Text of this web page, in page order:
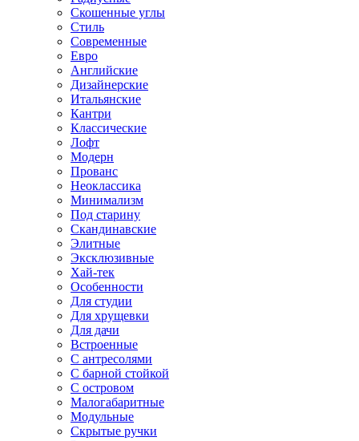
Скошенные углы
Стиль
Современные
Евро
Английские
Дизайнерские
Итальянские
Кантри
Классические
Лофт
Модерн
Прованс
Неоклассика
Минимализм
Под старину
Скандинавские
Элитные
Эксклюзивные
Хай-тек
Особенности
Для студии
Для хрущевки
Для дачи
Встроенные
С антресолями
С барной стойкой
С островом
Малогабаритные
Модульные
Скрытые ручки